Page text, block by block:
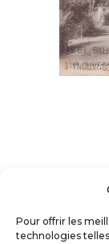
Pour offrir les
technologies